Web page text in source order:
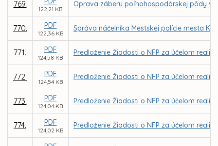
769.
122,21 KB
Oprava záberu poľnohospodárskej pôdy v
770. PDF
122,36 KB
Správa náčelníka Mestskej polície mesta
771. PDF
124,58 KB
Predloženie Žiadosti o NFP za účelom
772. PDF
124,54 KB
Predloženie Žiadosti o NFP za účelom
773. PDF
124,04 KB
Predloženie Žiadosti o NFP za účelom
774. PDF
124,02 KB
Predloženie Žiadosti o NFP za účelom